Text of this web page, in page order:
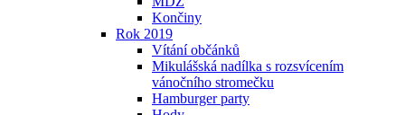
Končiny
Rok 2019
Vítání občánků
Mikulášská nadílka s rozsvícením
vánočního stromečku
Hamburger party